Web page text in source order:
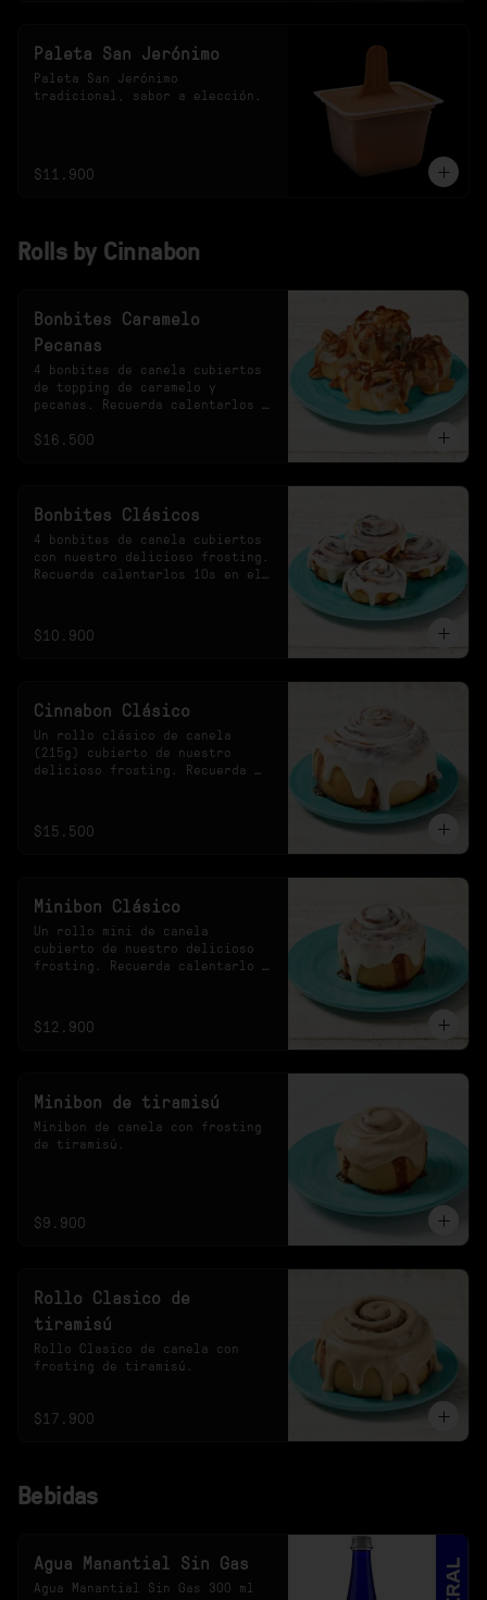
Paleta San Jerónimo
Paleta San Jerónimo
tradicional, sabor a elección.
$11.900
Rolls by Cinnabon
Bonbites Caramelo
Pecanas
4 bonbites de canela cubiertos
de topping de caramelo y
pecanas. Recuerda calentarlos
$16.500
Bonbites Clásicos
4 bonbites de canela cubiertos
con nuestro delicioso frosting.
Recuerda calentarlos 10s en el
$10.900
Cinnabon Clásico
Un rollo clásico de canela
(215g) cubierto de nuestro
delicioso frosting. Recuerda
$15.500
Minibon Clásico
Un rollo mini de canela
cubierto de nuestro delicioso
frosting. Recuerda calentarlo
$12.900
Minibon de tiramisú
Minibon de canela con frosting
de tiramisú.
$9.900
Rollo Clasico de
tiramisú
Rollo Clasico de canela con
frosting de tiramisú.
$17.900
Bebidas
Agua Manantial Sin Gas
Agua Manantial Sin Gas 300 ml